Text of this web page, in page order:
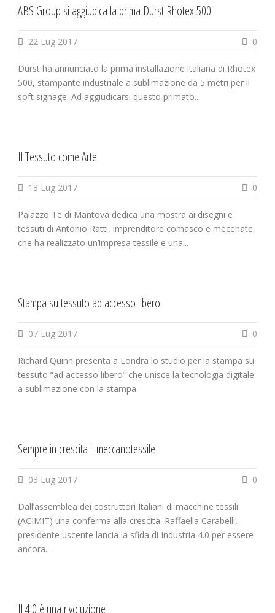
ABS Group si aggiudica la prima Durst Rhotex 500
22 Lug 2017 0
Durst ha annunciato la prima installazione italiana di Rhotex
500, stampante industriale a sublimazione da 5 metri per il
soft signage. Ad aggiudicarsi questo primato...
Il Tessuto come Arte
13 Lug 2017 0
Palazzo Te di Mantova dedica una mostra ai disegni e
tessuti di Antonio Ratti, imprenditore comasco e mecenate,
che ha realizzato un’impresa tessile e una...
Stampa su tessuto ad accesso libero
07 Lug 2017 0
Richard Quinn presenta a Londra lo studio per la stampa su
tessuto “ad accesso libero” che unisce la tecnologia digitale
a sublimazione con la stampa...
Sempre in crescita il meccanotessile
03 Lug 2017 0
Dall’assemblea dei costruttori Italiani di macchine tessili
(ACIMIT) una conferma alla crescita. Raffaella Carabelli,
presidente uscente lancia la sfida di Industria 4.0 per essere
ancora...
Il 4.0 è una rivoluzione